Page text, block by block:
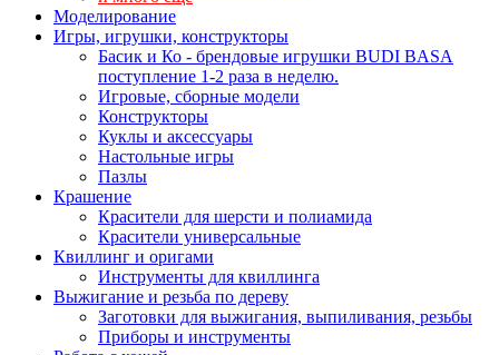
Моделирование
Игры, игрушки, конструкторы
Басик и Ко - брендовые игрушки BUDI BASA
поступление 1-2 раза в неделю.
Игровые, сборные модели
Конструкторы
Куклы и аксессуары
Настольные игры
Пазлы
Крашение
Красители для шерсти и полиамида
Красители универсальные
Квиллинг и оригами
Инструменты для квиллинга
Выжигание и резьба по дереву
Заготовки для выжигания, выпиливания, резьбы
Приборы и инструменты